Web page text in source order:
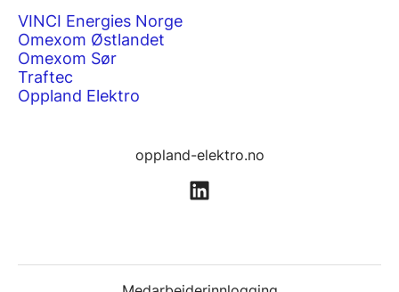
VINCI Energies Norge
Omexom Østlandet
Omexom Sør
Traftec
Oppland Elektro
oppland-elektro.no